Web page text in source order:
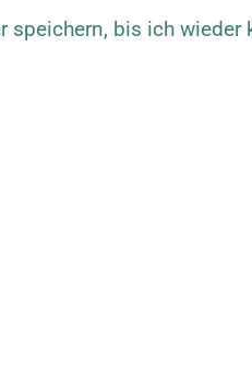
speichern, bis ich wieder